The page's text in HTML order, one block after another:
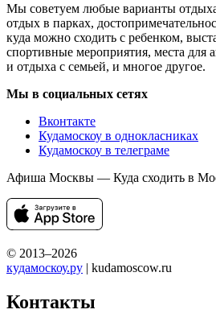
Мы советуем любые варианты
отдых в парках,
куда можно сходить с ребенком,
спортивные мероприятия, места для
и отдыха с семьей, и многое другое.
Мы в социальных сетях
Вконтакте
Кудамоскоу в однокласниках
Кудамоскоу в телеграме
Афиша Москвы — Куда сходить в
© 2013–2026
кудамоскоу.ру | kudamoscow.ru
Контакты